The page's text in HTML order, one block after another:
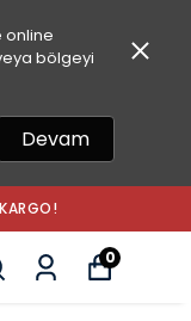
online
bölgeyi
Devam
0